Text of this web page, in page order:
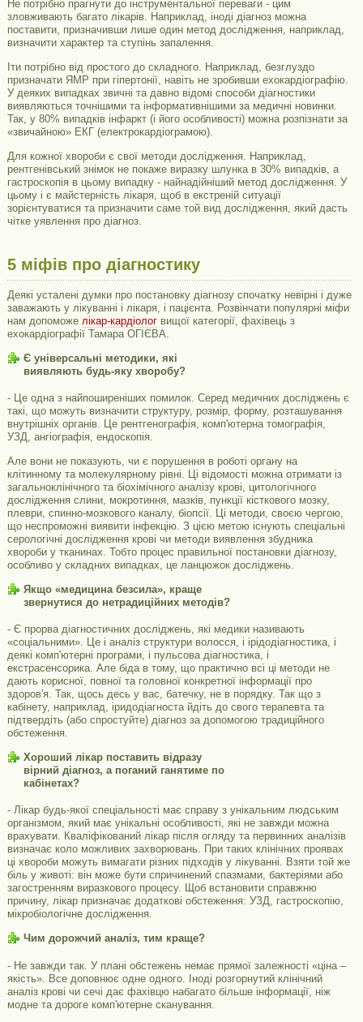
Не потрібно прагнути до інструментальної переваги - цим
зловживають багато лікарів. Наприклад, іноді діагноз можна
поставити, призначивши лише один метод дослідження, наприклад,
визначити характер та ступінь запалення.
Іти потрібно від простого до складного. Наприклад, безглуздо
призначати ЯМР при гіпертонії, навіть не зробивши ехокардіографію.
У деяких випадках звичні та давно відомі способи діагностики
виявляються точнішими та інформативнішими за медичні новинки.
Так, у 80% випадків інфаркт (і його особливості) можна розпізнати за
«звичайною» ЕКГ (електрокардіограмою).
Для кожної хвороби є свої методи дослідження. Наприклад,
рентгенівський знімок не покаже виразку шлунка в 30% випадків, а
гастроскопія в цьому випадку - найнадійніший метод дослідження. У
цьому і є майстерність лікаря, щоб в екстреній ситуації
зорієнтуватися та призначити саме той вид дослідження, який дасть
чітке уявлення про діагноз.
5 міфів про діагностику
Деякі усталені думки про постановку діагнозу спочатку невірні і дуже
заважають у лікуванні і лікаря, і пацієнта. Розвінчати популярні міфи
нам допоможе лікар-кардіологвищої категорії, фахівець з
ехокардіографії Тамара ОГІЄВА.
Є універсальні методики, які
виявляють будь-яку хворобу?
- Це одна з найпоширеніших помилок. Серед медичних досліджень є
такі, що можуть визначити структуру, розмір, форму, розташування
внутрішніх органів. Це рентгенографія, комп'ютерна томографія,
УЗД, ангіографія, ендоскопія.
Але вони не показують, чи є порушення в роботі органу на
клітинному та молекулярному рівні. Ці відомості можна отримати із
загальноклінічного та біохімічного аналізу крові, цитологічного
дослідження слини, мокротиння, мазків, пункції кісткового мозку,
плеври, спинно-мозкового каналу, біопсії. Ці методи, своєю чергою,
що неспроможні виявити інфекцію. З цією метою існують спеціальні
серологічні дослідження крові чи методи виявлення збудника
хвороби у тканинах. Тобто процес правильної постановки діагнозу,
особливо у складних випадках, це ланцюжок досліджень.
Якщо «медицина безсила», краще
звернутися до нетрадиційних методів?
- Є прорва діагностичних досліджень, які медики називають
«соціальними». Це і аналіз структури волосся, і ірідодіагностика, і
деякі комп'ютерні програми, і пульсова діагностика, і
екстрасенсорика. Але біда в тому, що практично всі ці методи не
дають корисної, повної та головної конкретної інформації про
здоров'я. Так, щось десь у вас, батечку, не в порядку. Так що з
кабінету, наприклад, іридодіагноста йдіть до свого терапевта та
підтвердіть (або спростуйте) діагноз за допомогою традиційного
обстеження.
Хороший лікар поставить відразу
вірний діагноз, а поганий ганятиме по
кабінетах?
- Лікар будь-якої спеціальності має справу з унікальним людським
організмом, який має унікальні особливості, які не завжди можна
врахувати. Кваліфікований лікар після огляду та первинних аналізів
визначає коло можливих захворювань. При таких клінічних проявах
ці хвороби можуть вимагати різних підходів у лікуванні. Взяти той же
біль у животі: він може бути спричинений спазмами, бактеріями або
загостренням виразкового процесу. Щоб встановити справжню
причину, лікар призначає додаткові обстеження: УЗД, гастроскопію,
мікробіологічне дослідження.
Чим дорожчий аналіз, тим краще?
- Не завжди так. У плані обстежень немає прямої залежності «ціна –
якість». Все доповнює одне одного. Іноді розгорнутий клінічний
аналіз крові чи сечі дає фахівцю набагато більше інформації, ніж
модне та дороге комп'ютерне сканування.